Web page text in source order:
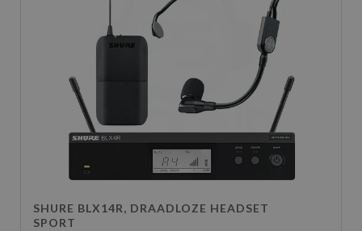
SHURE BLX14R, DRAADLOZE HEADSET
SPORT